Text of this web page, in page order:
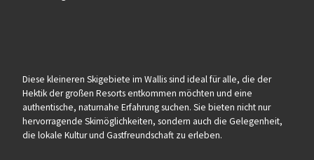
Diese kleineren Skigebiete im Wallis sind ideal für alle, die der
Hektik der großen Resorts entkommen möchten und eine
authentische, naturnahe Erfahrung suchen. Sie bieten nicht nur
hervorragende Skimöglichkeiten, sondern auch die Gelegenheit,
die lokale Kultur und Gastfreundschaft zu erleben.